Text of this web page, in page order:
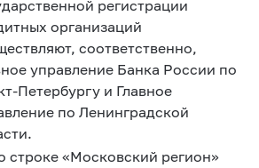
регистрации
организаций
соответственно,
управление Банка России по
Петербургу и Главное
по Ленинградской
строке «Московский регион»